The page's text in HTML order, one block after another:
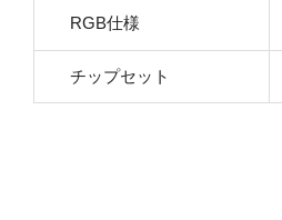
RGB仕様
チップセット